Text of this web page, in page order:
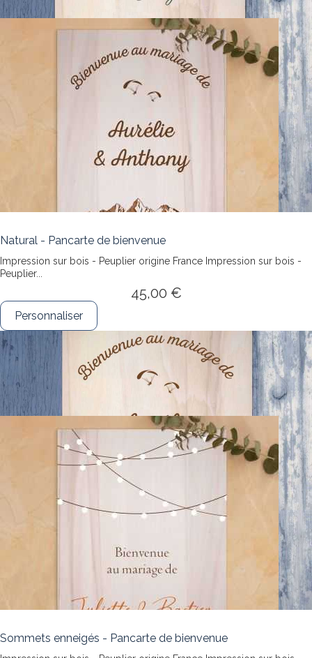
Natural - Pancarte de bienvenue
Impression sur bois - Peuplier origine France Impression sur bois -
Peuplier...
45,00 €
Personnaliser
Sommets enneigés - Pancarte de bienvenue